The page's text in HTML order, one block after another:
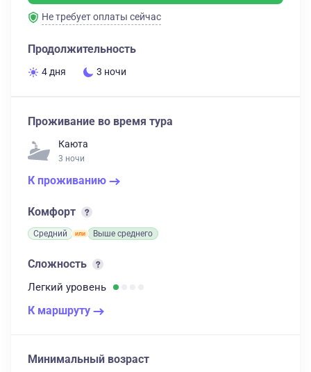
Не требует оплаты сейчас
Продолжительность
4 дня 3 ночи
Проживание во время тура
Каюта
3 ночи
К проживанию
Комфорт
Средний Выше среднего
Сложность
Легкий уровень
К маршруту
Минимальный возраст